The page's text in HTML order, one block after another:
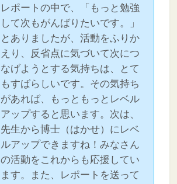
レポートの中で、「もっと勉強
して次もがんばりたいです。」
とありましたが、活動をふりか
えり、反省点に気づいて次につ
なげようとする気持ちは、とて
もすばらしいです。その気持ち
があれば、もっともっとレベル
アップすると思います。次は、
先生から博士（はかせ）にレベ
ルアップできますね！みなさん
の活動をこれからも応援してい
ます。また、レポートを送って